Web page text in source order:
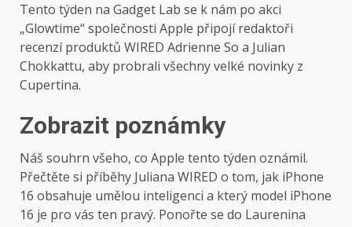
Tento týden na Gadget Lab se k nám po akci
„Glowtime“ společnosti Apple připojí redaktoři
recenzí produktů WIRED Adrienne So a Julian
Chokkattu, aby probrali všechny velké novinky z
Cupertina.
Zobrazit poznámky
Náš souhrn všeho, co Apple tento týden oznámil.
Přečtěte si příběhy Juliana WIRED o tom, jak iPhone
16 obsahuje umělou inteligenci a který model iPhone
16 je pro vás ten pravý. Ponořte se do Laurenina